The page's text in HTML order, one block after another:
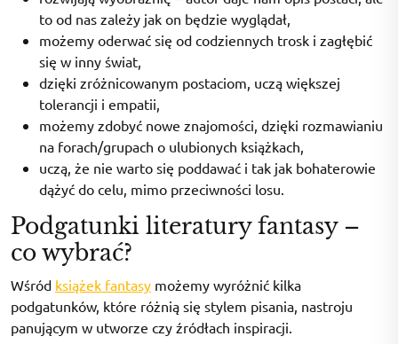
to od nas zależy jak on będzie wyglądał,
możemy oderwać się od codziennych trosk i zagłębić
się w inny świat,
dzięki zróżnicowanym postaciom, uczą większej
tolerancji i empatii,
możemy zdobyć nowe znajomości, dzięki rozmawianiu
na forach/grupach o ulubionych książkach,
uczą, że nie warto się poddawać i tak jak bohaterowie
dążyć do celu, mimo przeciwności losu.
Podgatunki literatury fantasy –
co wybrać?
Wśród książek fantasy możemy wyróżnić kilka
podgatunków, które różnią się stylem pisania, nastroju
panującym w utworze czy źródłach inspiracji.